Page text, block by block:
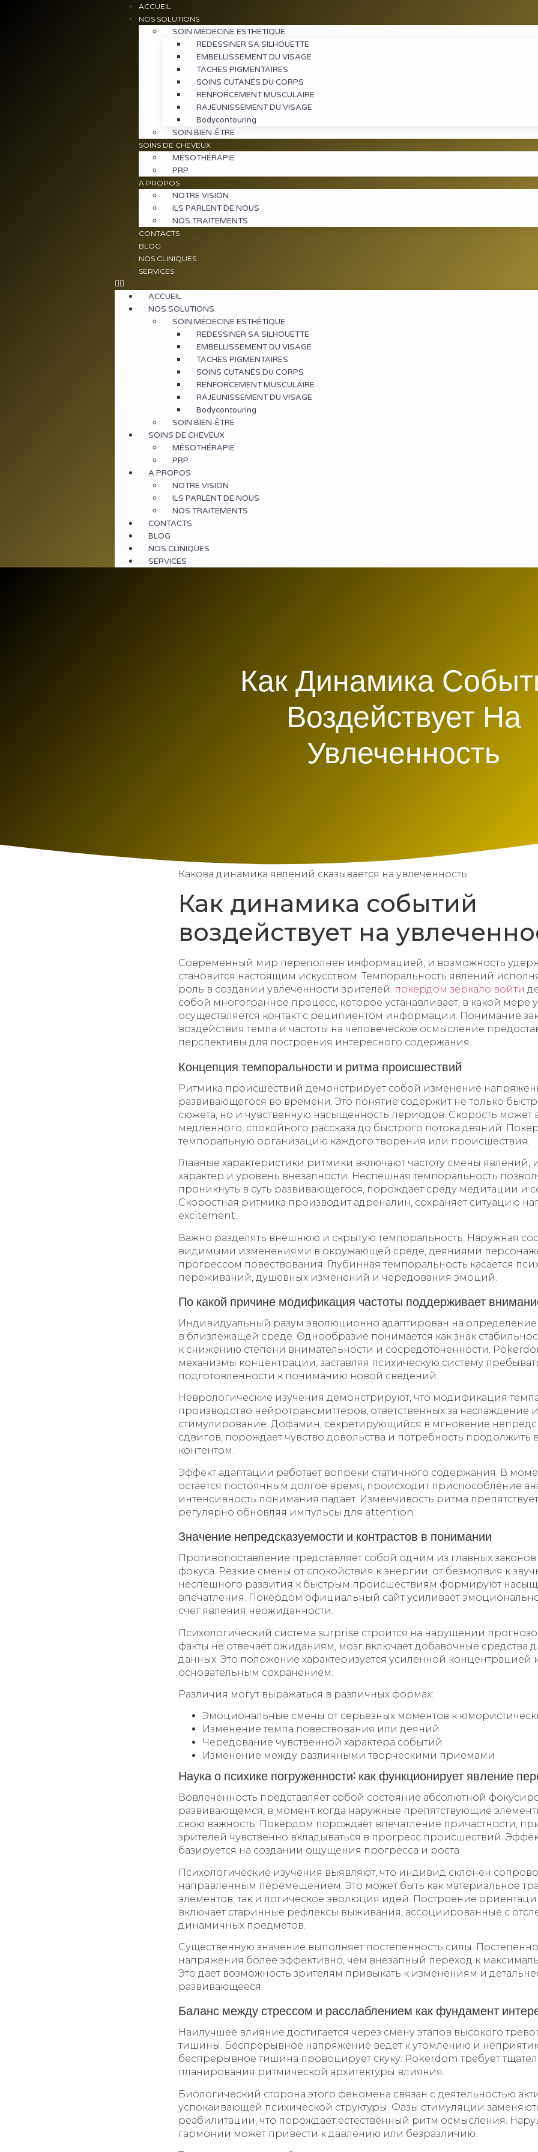
ACCUEIL
NOS SOLUTIONS
SOIN MÉDECINE ESTHÉTIQUE
REDESSINER SA SILHOUETTE
EMBELLISSEMENT DU VISAGE​
TACHES PIGMENTAIRES
SOINS CUTANÉS DU CORPS
RENFORCEMENT MUSCULAIRE
RAJEUNISSEMENT DU VISAGE
Bodycontouring
SOIN BIEN-ÊTRE
SOINS DE CHEVEUX
MÉSOTHÉRAPIE
PRP
A PROPOS
NOTRE VISION
ILS PARLENT DE NOUS
NOS TRAITEMENTS
CONTACTS
BLOG
NOS CLINIQUES
SERVICES
ACCUEIL
NOS SOLUTIONS
SOIN MÉDECINE ESTHÉTIQUE
REDESSINER SA SILHOUETTE
EMBELLISSEMENT DU VISAGE​
TACHES PIGMENTAIRES
SOINS CUTANÉS DU CORPS
RENFORCEMENT MUSCULAIRE
RAJEUNISSEMENT DU VISAGE
Bodycontouring
SOIN BIEN-ÊTRE
SOINS DE CHEVEUX
MÉSOTHÉRAPIE
PRP
A PROPOS
NOTRE VISION
ILS PARLENT DE NOUS
NOS TRAITEMENTS
CONTACTS
BLOG
NOS CLINIQUES
SERVICES
Как Динамика
Воздействует На
Увлеченность
Какова динамика явлений сказывается на увлеченность
Как динамика событий
воздействует на
Современный мир переполнен информацией, и возможность
становится настоящим искусством. Темпоральность явлений
роль в создании увлеченности зрителей. покердом зеркало войти
собой многогранное процесс, которое устанавливает, в какой мере
осуществляется контакт с реципиентом информации. Понимание
воздействия темпа и частоты на человеческое осмысление
перспективы для построения интересного содержания.
Концепция темпоральности и ритма происшествий
Ритмика происшествий демонстрирует собой изменение
развивающегося во времени. Это понятие содержит не только
сюжета, но и чувственную насыщенность периодов. Скорость может
медленного, спокойного рассказа до быстрого потока деяний.
темпоральную организацию каждого творения или происшествия.
Главные характеристики ритмики включают частоту смены явлений,
характер и уровень внезапности. Неспешная темпоральность
проникнуть в суть развивающегося, порождает среду медитации и
Скоростная ритмика производит адреналин, сохраняет ситуацию
excitement.
Важно разделять внешнюю и скрытую темпоральность. Наружная
видимыми изменениями в окружающей среде, деяниями
прогрессом повествования. Глубинная темпоральность касается
переживаний, душевных изменений и чередования эмоций.
По какой причине модификация частоты поддерживает
Индивидуальный разум эволюционно адаптирован на
в близлежащей среде. Однообразие понимается как знак
к снижению степени внимательности и сосредоточенности.
механизмы концентрации, заставляя психическую систему
подготовленности к пониманию новой сведений.
Неврологические изучения демонстрируют, что модификация
производство нейротрансмиттеров, ответственных за наслаждение и
стимулирование. Дофамин, секретирующийся в мгновение
сдвигов, порождает чувство довольства и потребность продолжить
контентом.
Эффект адаптации работает вопреки статичного содержания. В
остается постоянным долгое время, происходит приспособление
интенсивность понимания падает. Изменчивость ритма
регулярно обновляя импульсы для attention.
Значение непредсказуемости и контрастов в понимании
Противопоставление представляет собой одним из главных
фокуса. Резкие смены от спокойствия к энергии, от безмолвия к
неспешного развития к быстрым происшествиям формируют
впечатления. Покердом официальный сайт усиливает
счет явления неожиданности.
Психологический система surprise строится на нарушении
факты не отвечает ожиданиям, мозг включает добавочные средства
данных. Это положение характеризуется усиленной концентрацией
основательным сохранением.
Различия могут выражаться в различных формах:
Эмоциональные смены от серьезных моментов к
Изменение темпа повествования или деяний
Чередование чувственной характера событий
Изменение между различными творческими приемами
Наука о психике погруженности: как функционирует явление
Вовлеченность представляет собой состояние абсолютной
развивающемся, в момент когда наружные препятствующие
свою важность. Покердом порождает впечатление причастности,
зрителей чувственно вкладываться в прогресс происшествий.
базируется на создании ощущения прогресса и роста.
Психологические изучения выявляют, что индивид склонен
направленным перемещением. Это может быть как материальное
элементов, так и логическое эволюция идей. Построение
включает старинные рефлексы выживания, ассоциированные с
динамичных предметов.
Существенную значение выполняет постепенность силы.
напряжения более эффективно, чем внезапный переход к
Это дает возможность зрителям привыкать к изменениям и
развивающееся.
Баланс между стрессом и расслаблением как фундамент
Наилучшее влияние достигается через смену этапов высокого
тишины. Беспрерывное напряжение ведет к утомлению и
беспрерывное тишина провоцирует скуку. Pokerdom требует
планирования ритмической архитектуры влияния.
Биологический сторона этого феномена связан с деятельностью
успокаивающей психической структуры. Фазы стимуляции
реабилитации, что порождает естественный ритм осмысления.
гармонии может привести к давлению или безразличию.